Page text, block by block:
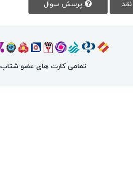
تمامی کارت های عضو شتاب